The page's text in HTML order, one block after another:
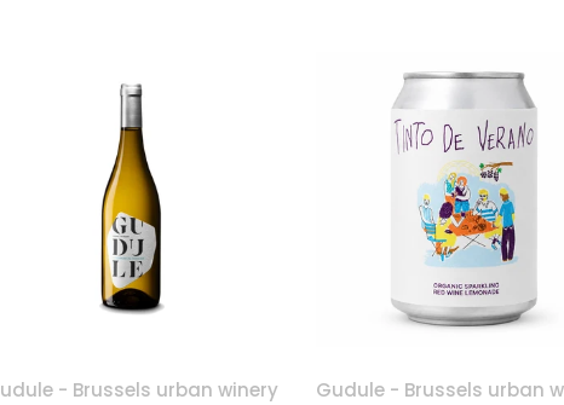
- Brussels urban winery Gudule - Brussels urban